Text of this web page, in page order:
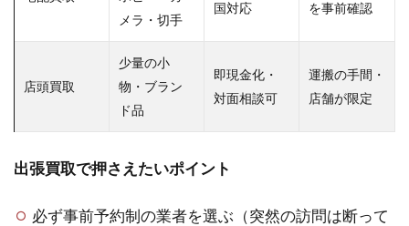
メラ・切手
国対応
を事前確認
店頭買取
少量の小
物・ブラン
ド品
即現金化・
対面相談可
運搬の手間・
店舗が限定
出張買取で押さえたいポイント
必ず事前予約制の業者を選ぶ（突然の訪問は断って